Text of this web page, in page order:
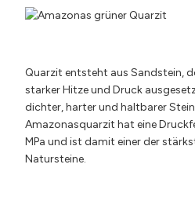
Quarzit entsteht aus Sandstein,
starker Hitze und Druck
dichter, harter und haltbarer
Amazonasquarzit hat eine
MPa und ist damit einer der
Natursteine.